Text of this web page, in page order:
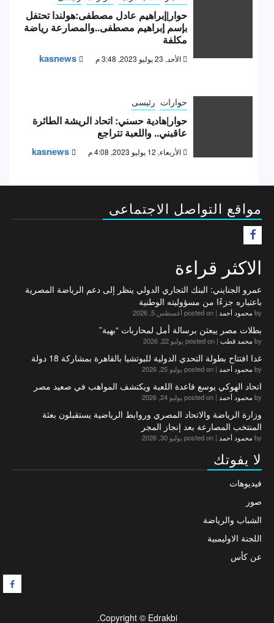
حوار|إبراهيم عادل مصطفى:هولندا تحتفل
بإسم إبراهيم مصطفى..والمصارعة رياضة
مكلفة
الأحد, 23 يوليو 2023, 3:48 م kasnews
حوارات رئيسى
حوار|هادية حسني: اتحاد الريشة الطائرة
عاقبني.. واللعبة تتراجع
الأربعاء, 12 يوليو 2023, 4:08 م kasnews
مواقع التواصل الاجتماعى
الاكثر قراءة
عمرو الجنايني: البنك التجاري الدولي ينظر إلى دعم الرياضة المصرية
باعتباره جزءًا من مسؤوليته الوطنية
by محمود أحمد | posted on أغسطس 5, 2026
بطلات مصر يبعثن برسالة أمل لمحاربات “بهية”
by محمد قطب | posted on يوليو 22, 2026
غدا افتتاح بطولة التحدي الدولية للبوتشيا بالقاهرة بمشاركة 18 دولة
by محمود أحمد | posted on يوليو 25, 2026
اتحاد الهوكي يوسع قاعدة اللعبة ويكتشف المواهب في صعيد مصر
by محمود أحمد | posted on يوليو 24, 2026
وزارة الرياضة والاتحاد المصري وروابط الرياضية يستقبلون بعثة
المنتخب المصارعة بعد إنجاز المجر
by محمود أحمد | posted on يوليو 30, 2026
لا يفوتك
فيديوهات
صور
الشباب والرياضة
اللجنة الاوليمبية
عن كأس
F
Copyright © Edrakbi.